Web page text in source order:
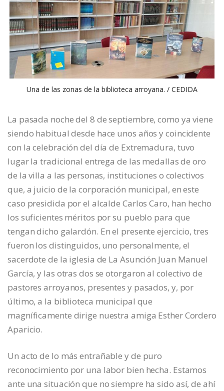
Una de las zonas de la biblioteca arroyana. / CEDIDA
La pasada noche del 8 de septiembre, como ya viene
siendo habitual desde hace unos años y coincidente
con la celebración del día de Extremadura, tuvo
lugar la tradicional entrega de las medallas de oro
de la villa a las personas, instituciones o colectivos
que, a juicio de la corporación municipal, en este
caso presidida por el alcalde Carlos Caro, han hecho
los suficientes méritos por su pueblo para que
tengan dicho galardón. En el presente ejercicio, tres
fueron los distinguidos, uno personalmente, el
sacerdote de la iglesia de La Asunción Juan Manuel
García, y las otras dos se otorgaron al colectivo de
pastores arroyanos, presentes y pasados, y, por
último, a la biblioteca municipal que
magníficamente dirige nuestra amiga Esther Cordero
Aparicio.
Un acto de lo más entrañable y de puro
reconocimiento por una labor bien hecha. Estamos
ante una situación que no siempre ha sido así, de ahí